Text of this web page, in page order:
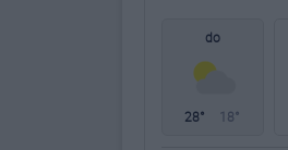
do
28° 18°